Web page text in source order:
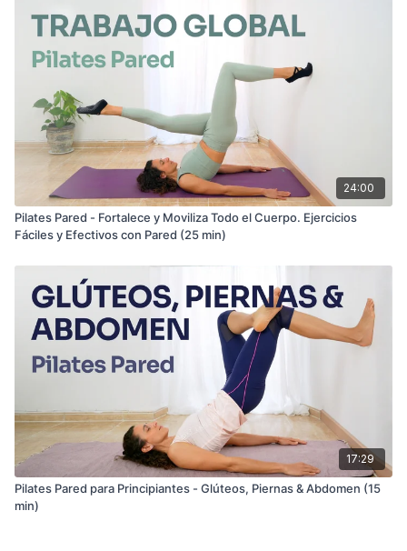
24:00
Pilates Pared - Fortalece y Moviliza Todo el Cuerpo. Ejercicios
Fáciles y Efectivos con Pared (25 min)
17:29
Pilates Pared para Principiantes - Glúteos, Piernas & Abdomen (15
min)